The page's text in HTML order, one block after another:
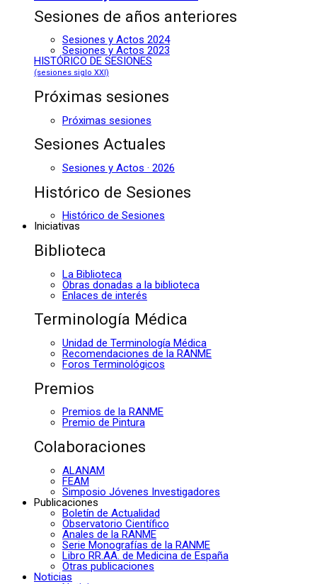
Sesiones de años anteriores
Sesiones y Actos 2024
Sesiones y Actos 2023
HISTÓRICO DE SESIONES
(sesiones siglo XXI)
Próximas sesiones
Próximas sesiones
Sesiones Actuales
Sesiones y Actos · 2026
Histórico de Sesiones
Histórico de Sesiones
Iniciativas
Biblioteca
La Biblioteca
Obras donadas a la biblioteca
Enlaces de interés
Terminología Médica
Unidad de Terminología Médica
Recomendaciones de la RANME
Foros Terminológicos
Premios
Premios de la RANME
Premio de Pintura
Colaboraciones
ALANAM
FEAM
Simposio Jóvenes Investigadores
Publicaciones
Boletín de Actualidad
Observatorio Científico
Anales de la RANME
Serie Monografías de la RANME
Libro RR.AA. de Medicina de España
Otras publicaciones
Noticias